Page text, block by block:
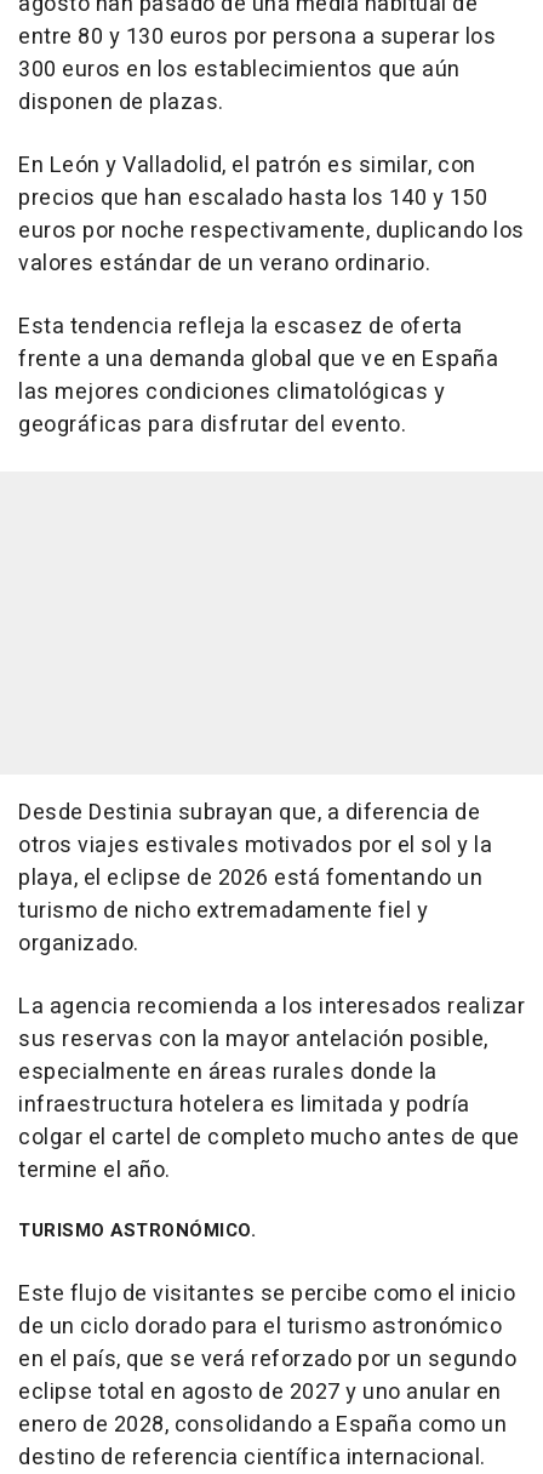
entre 80 y 130 euros por persona a superar los
300 euros en los establecimientos que aún
disponen de plazas.
En León y Valladolid, el patrón es similar, con
precios que han escalado hasta los 140 y 150
euros por noche respectivamente, duplicando los
valores estándar de un verano ordinario.
Esta tendencia refleja la escasez de oferta
frente a una demanda global que ve en España
las mejores condiciones climatológicas y
geográficas para disfrutar del evento.
Desde Destinia subrayan que, a diferencia de
otros viajes estivales motivados por el sol y la
playa, el eclipse de 2026 está fomentando un
turismo de nicho extremadamente fiel y
organizado.
La agencia recomienda a los interesados realizar
sus reservas con la mayor antelación posible,
especialmente en áreas rurales donde la
infraestructura hotelera es limitada y podría
colgar el cartel de completo mucho antes de que
termine el año.
TURISMO ASTRONÓMICO.
Este flujo de visitantes se percibe como el inicio
de un ciclo dorado para el turismo astronómico
en el país, que se verá reforzado por un segundo
eclipse total en agosto de 2027 y uno anular en
enero de 2028, consolidando a España como un
destino de referencia científica internacional.